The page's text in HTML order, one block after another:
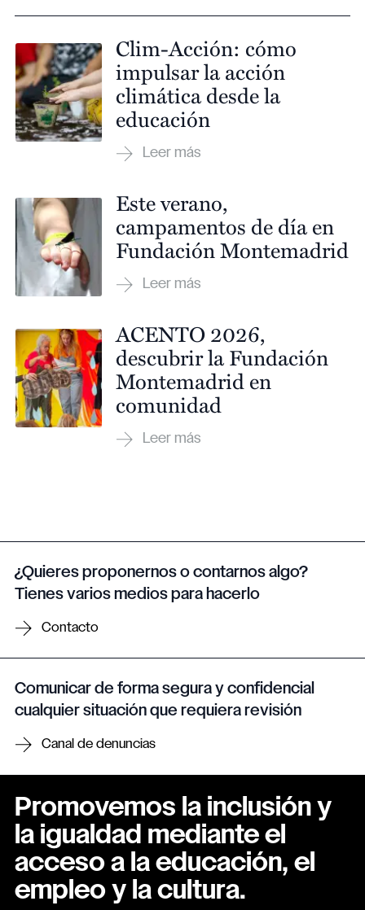
Clim-Acción: cómo
impulsar la acción
climática desde la
educación
Este verano,
campamentos de día en
Fundación Montemadrid
ACENTO 2026,
descubrir la Fundación
Montemadrid en
comunidad
¿Quieres proponernos o contarnos algo?
Tienes varios medios para hacerlo
Contacto
Comunicar de forma segura y confidencial
cualquier situación que requiera revisión
Canal de denuncias
Promovemos la inclusión y
la igualdad mediante el
acceso a la educación, el
empleo y la cultura.